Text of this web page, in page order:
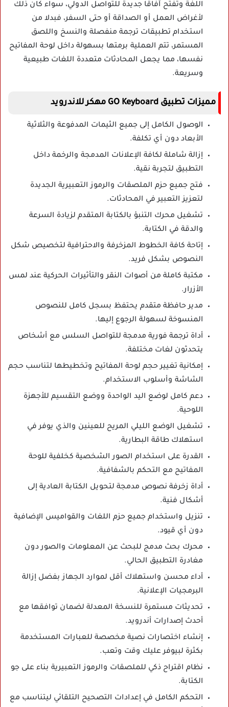
اللغة وتفتح آفاقا جديدة للتواصل الدولي، سواء كان ذلك
لأغراض العمل أو الصداقة أو حتى السفر، فبدلا من
استخدام تطبيقات ترجمة منفصلة والنسخ واللصق
المستمر، تتم العملية برمتها بسهولة داخل لوحة المفاتيح
نفسها، مما يجعل المحادثات متعددة اللغات طبيعية
وسريعة.
مميزات تطبيق GO Keyboard مهكر للاندرويد
الوصول الكامل إلى جميع الثيمات المدفوعة والثلاثية
الأبعاد دون أي تكلفة.
إزالة شاملة لكافة الإعلانات المدمجة والرخمة داخل
التطبيق لتجربة نقية.
فتح جميع حزم الملصقات والرموز التعبيرية الجديدة
لتعزيز التعبير في المحادثات.
تشغيل محرك التنبؤ بالكتابة المتقدم لزيادة السرعة
والدقة في الكتابة.
إتاحة كافة الخطوط المزخرفة والاحترافية لتخصيص شكل
النصوص بشكل فريد.
مكتبة كاملة من أصوات النقر والتأثيرات الحركية عند لمس
الأزرار.
مدير حافظة متقدم يحتفظ بسجل كامل للنصوص
المنسوخة لسهولة الرجوع إليها.
أداة ترجمة فورية مدمجة للتواصل السلس مع أشخاص
يتحدثون لغات مختلفة.
إمكانية تغيير حجم لوحة المفاتيح وتخطيطها لتناسب حجم
الشاشة وأسلوب الاستخدام.
دعم كامل لوضع اليد الواحدة ووضع التقسيم للأجهزة
اللوحية.
تشغيل الوضع الليلي المريح للعينين والذي يوفر في
استهلاك طاقة البطارية.
القدرة على استخدام الصور الشخصية كخلفية للوحة
المفاتيح مع التحكم بالشفافية.
أداة زخرفة نصوص مدمجة لتحويل الكتابة العادية إلى
أشكال فنية.
تنزيل واستخدام جميع حزم اللغات والقواميس الإضافية
دون أي قيود.
محرك بحث مدمج للبحث عن المعلومات والصور دون
مغادرة التطبيق الحالي.
أداء محسن واستهلاك أقل لموارد الجهاز بفضل إزالة
البرمجيات الإعلانية.
تحديثات مستمرة للنسخة المعدلة لضمان توافقها مع
أحدث إصدارات أندرويد.
إنشاء اختصارات نصية مخصصة للعبارات المستخدمة
بكثرة لبيوفر عليك وقت وتعب.
نظام اقتراح ذكي للملصقات والرموز التعبيرية بناء على جو
الكتابة.
التحكم الكامل في إعدادات التصحيح التلقائي ليتناسب مع